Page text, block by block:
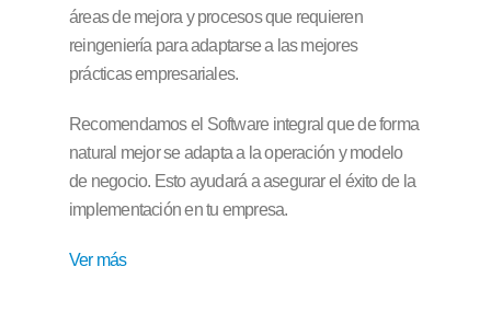
áreas de mejora y procesos que requieren
reingeniería para adaptarse a las mejores
prácticas empresariales.
Recomendamos el Software integral que de forma
natural mejor se adapta a la operación y modelo
de negocio. Esto ayudará a asegurar el éxito de la
implementación en tu empresa.
Ver más